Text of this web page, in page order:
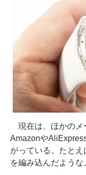
現在は、ほかのメ
Amazonや
がっている。たと
を編み込んだような